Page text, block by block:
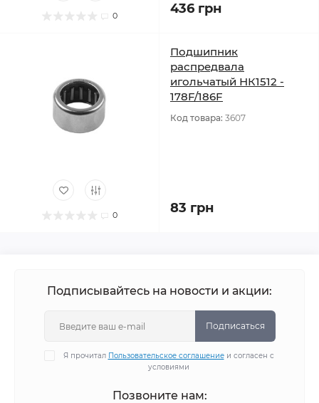
0 436 грн
0
Подшипник
распредвала
игольчатый НК1512 -
178F/186F
Код товара: 3607
83 грн
Подписывайтесь на новости и акции:
Подписаться
Я прочитал Пользовательское соглашениеи согласен с
условиями
Позвоните нам: